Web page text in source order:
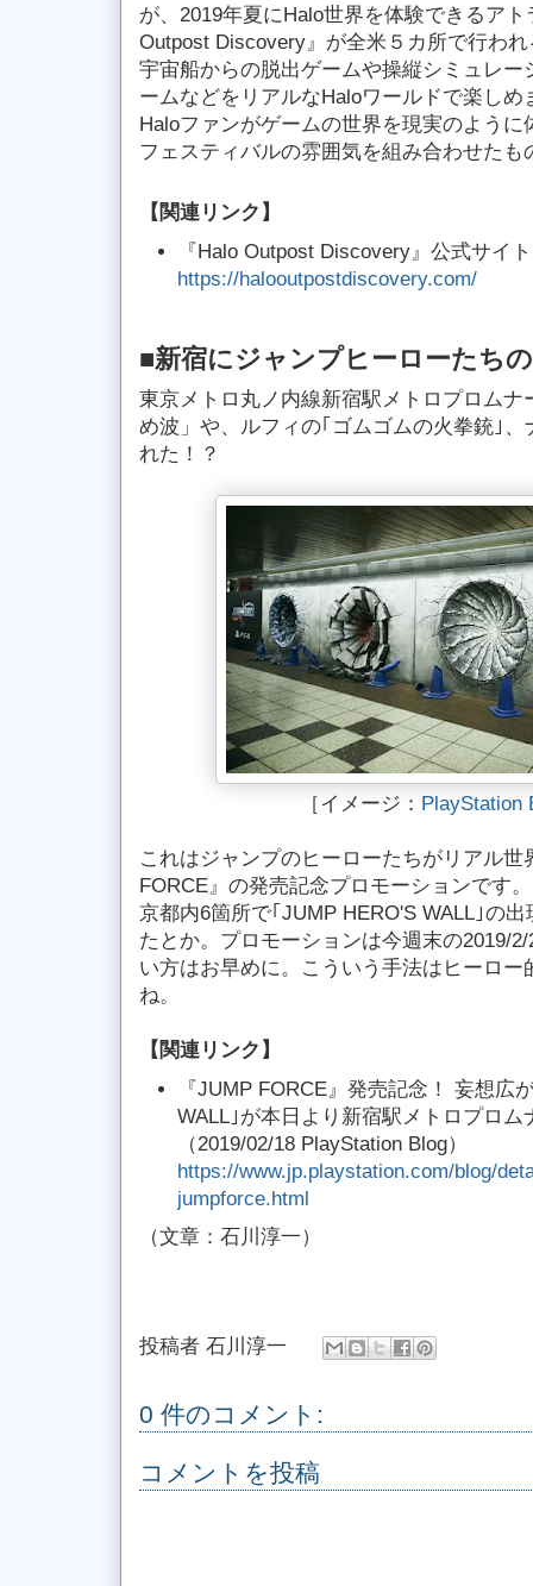
が、2019年夏にHalo世界を体験できるア
Outpost Discovery』が全米５カ所で行わ
宇宙船からの脱出ゲームや操縦シミュレー
ームなどをリアルなHaloワールドで楽しめ
Haloファンがゲームの世界を現実のよう
フェスティバルの雰囲気を組み合わせた
【関連リンク】
『Halo Outpost Discovery』公式サイ
https://halooutpostdiscovery.com/
■新宿にジャンプヒーローたち
東京メトロ丸ノ内線新宿駅メトロプロム
め波」や、ルフィの｢ゴムゴムの火拳銃｣
れた！？
［イメージ： PlayStation
これはジャンプのヒーローたちがリアル世
FORCE』の発売記念プロモーションです
京都内6箇所で｢JUMP HERO'S WALL｣の
たとか。プロモーションは今週末の2019/
い方はお早めに。こういう手法はヒーロ
ね。
【 関連リンク】
『JUMP FORCE』発売記念！ 妄想広
WALL｣が本日より新宿駅メトロプロム
（2019/02/18 PlayStation Blog）
https://www.jp.playstation.com/blog/
jumpforce.html
（文章：石川淳一）
投稿者 石川淳一
0 件のコメント:
コメントを投稿